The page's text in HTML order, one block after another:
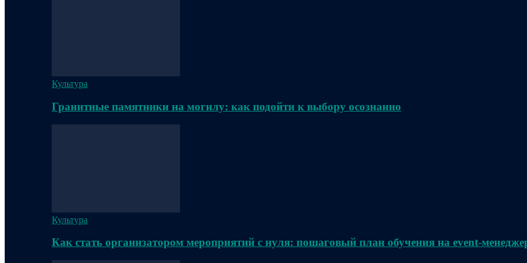
Культура
Гранитные памятники на могилу: как подойти к выбору осознанно
Культура
Как стать организатором мероприятий с нуля: пошаговый план обучения на event-